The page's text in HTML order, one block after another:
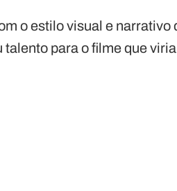
o estilo visual e narrativo
para o filme que